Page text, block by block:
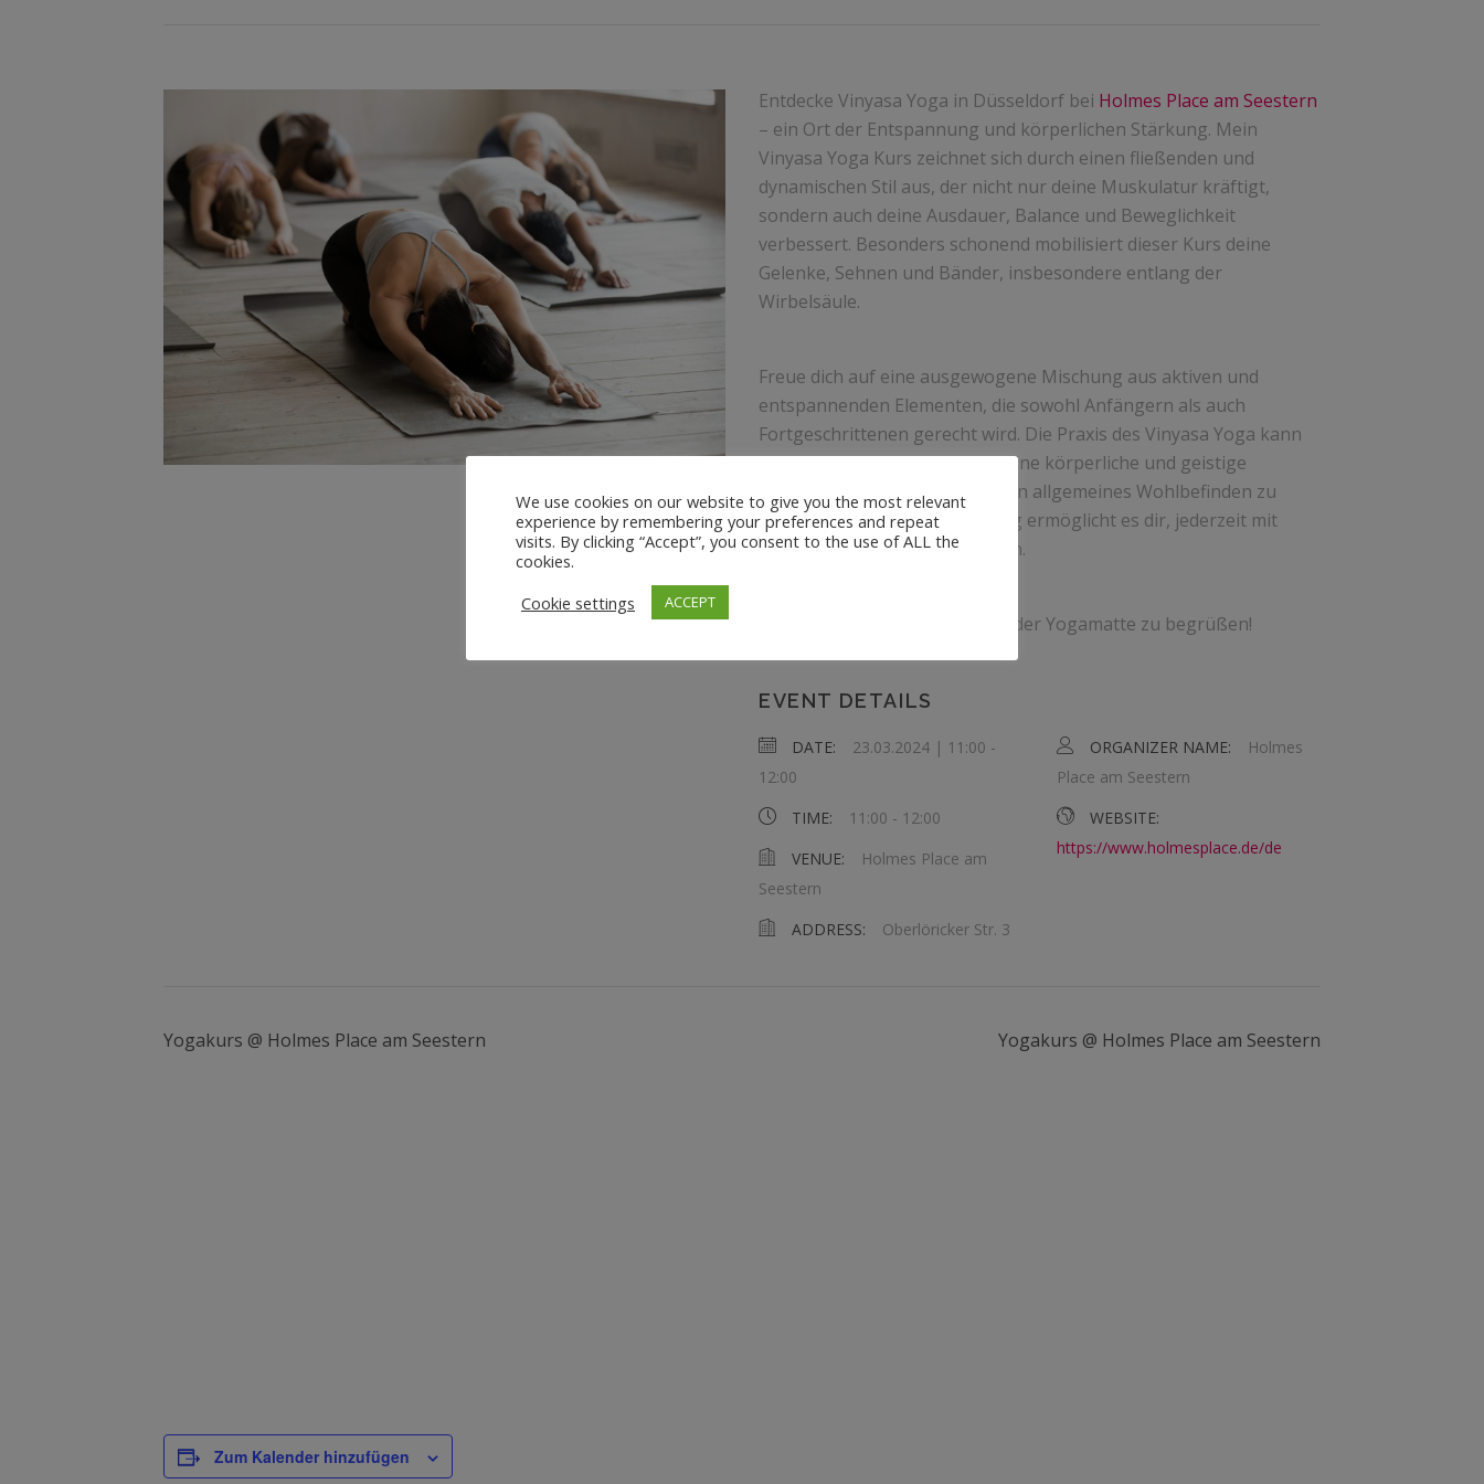
Entdecke Vinyasa Yoga in Düsseldorf bei Holmes Place am Seestern
– ein Ort der Entspannung und körperlichen Stärkung. Mein
Vinyasa Yoga Kurs zeichnet sich durch einen fließenden und
dynamischen Stil aus, der nicht nur deine Muskulatur kräftigt,
sondern auch deine Ausdauer, Balance und Beweglichkeit
verbessert. Besonders schonend mobilisiert dieser Kurs deine
Gelenke, Sehnen und Bänder, insbesondere entlang der
Wirbelsäule.
Freue dich auf eine ausgewogene Mischung aus aktiven und
entspannenden Elementen, die sowohl Anfängern als auch
Fortgeschrittenen gerecht wird. Die Praxis des Vinyasa Yoga kann
maßgeblich dazu beitragen, deine körperliche und geistige
Gesundheit zu steigern und dein allgemeines Wohlbefinden zu
fördern. Unser flexibler Einstieg ermöglicht es dir, jederzeit mit
einer Probestunde zu beginnen.
Ich freue mich darauf, dich auf der Yogamatte zu begrüßen!
EVENT DETAILS
DATE: 23.03.2024 | 11:00 -
12:00
TIME:
11:00 - 12:00
VENUE:
Holmes Place am
Seestern
ADDRESS:
Oberlöricker Str. 3
ORGANIZER NAME:
Holmes
Place am Seestern
WEBSITE:
https://www.holmesplace.de/de
Yogakurs @ Holmes Place am Seestern Yogakurs @ Holmes Place am Seestern
Zum Kalender hinzufügen
We use cookies on our website to give you the most relevant
experience by remembering your preferences and repeat
visits. By clicking “Accept”, you consent to the use of ALL the
cookies.
Cookie settings
ACCEPT